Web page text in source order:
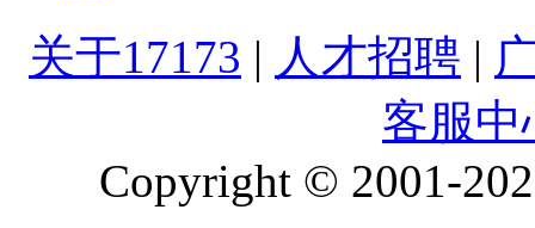
关于17173 | 人才招聘 |
客服中
Copyright © 2001-